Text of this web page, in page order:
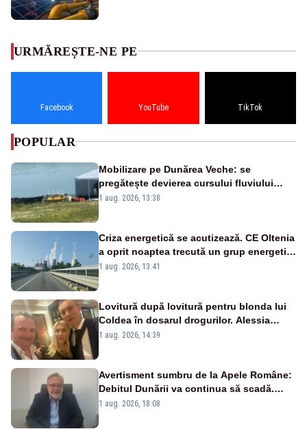
URMĂREȘTE-NE PE
Facebook YouTube TikTok
POPULAR
Mobilizare pe Dunărea Veche: se
pregătește devierea cursului fluviului
către Cernavodă – VIDEO
1 aug. 2026, 13:38
Criza energetică se acutizează. CE Oltenia
a oprit noaptea trecută un grup energetic
de la Rovinari
1 aug. 2026, 13:41
Lovitură după lovitură pentru blonda lui
Coldea în dosarul drogurilor. Alessia
Păcuraru explică decizia magistraților
1 aug. 2026, 14:39
Avertisment sumbru de la Apele Române:
Debitul Dunării va continua să scadă.
Cernavodă s-ar putea închide în 4 zile
1 aug. 2026, 18:08